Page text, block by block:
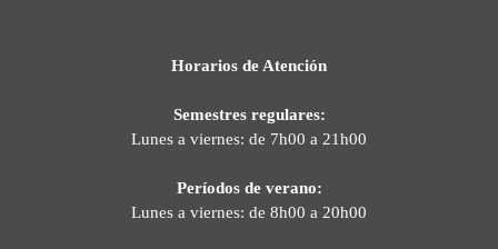
Horarios de Atención
Semestres regulares:
Lunes a viernes: de 7h00 a 21h00
Períodos de verano:
Lunes a viernes: de 8h00 a 20h00